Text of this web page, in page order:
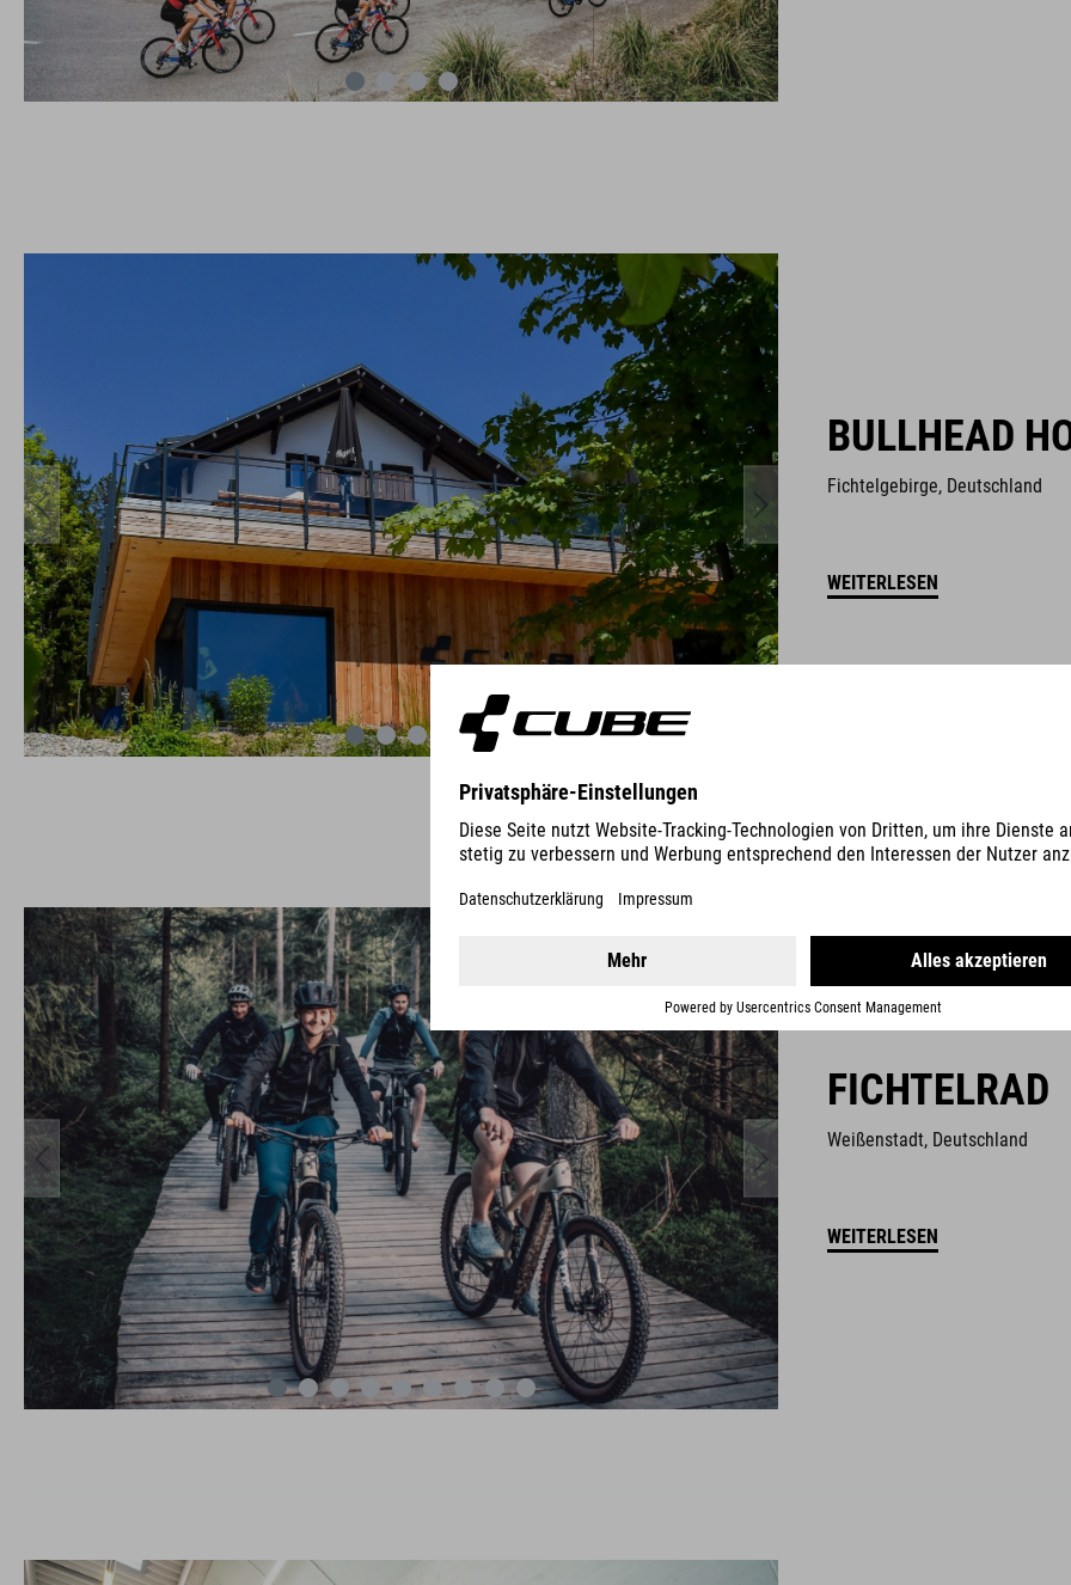
BULLHEAD
Fichtelgebirge, Deutschland
WEITERLESEN
FICHTELRAD
Weißenstadt, Deutschland
WEITERLESEN